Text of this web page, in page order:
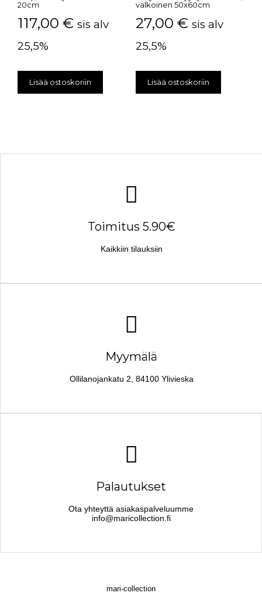
20cm
117,00 € sis alv
25,5%
Lisää ostoskoriin
valkoinen 50x60cm
27,00 € sis alv
25,5%
Lisää ostoskoriin
Toimitus 5.90€
Kaikkiin tilauksiin
Myymälä
Ollilanojankatu 2, 84100 Ylivieska
Palautukset
Ota yhteyttä asiakaspalveluumme
info@maricollection.fi
mari-collection